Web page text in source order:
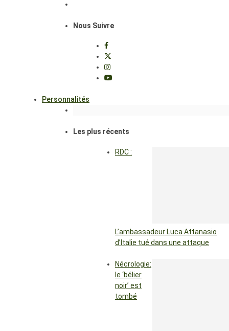
Nous Suivre
Personnalités
Les plus récents
RDC :
L’ambassadeur Luca Attanasio
d’Italie tué dans une attaque
Nécrologie:
le ‘bélier
noir’ est
tombé